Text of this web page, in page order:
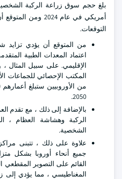
أمريكي في عام 2024
التوقعات.
من المتوقع أن يؤدي تزايد
اعتماد المعدات الطبية
الإقليمي. على سبيل المثال ،
2050.
بالإضافة إلى ذلك ، مع تقدم
الركبة وهشاشة العظام ،
الشخصية.
علاوة على ذلك ، تتبنى
جميع أنحاء أوروبا بشكل
القائم على التصوير المقطعي
المغناطيسي ، مما يؤدي إلى